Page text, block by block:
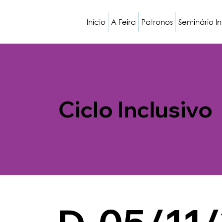
Início A Feira Patronos Seminário
Ciclo Inclusivo